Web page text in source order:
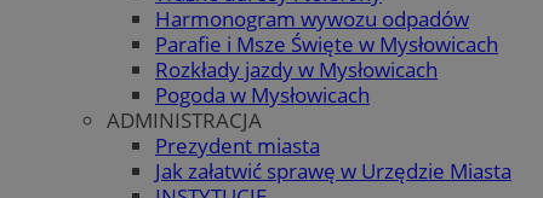
Harmonogram wywozu odpadów
Parafie i Msze Święte w Mysłowicach
Rozkłady jazdy w Mysłowicach
Pogoda w Mysłowicach
ADMINISTRACJA
Prezydent miasta
Jak załatwić sprawę w Urzędzie Miasta